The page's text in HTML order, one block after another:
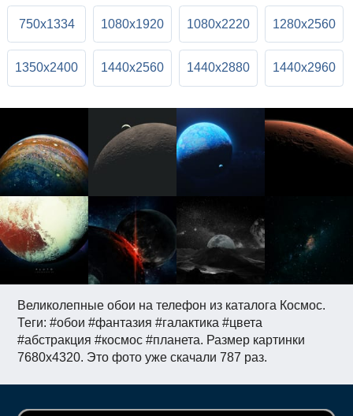
Великолепные обои на телефон из каталога Космос.
Теги: #обои #фантазия #галактика #цвета
#абстракция #космос #планета. Размер картинки
7680x4320. Это фото уже скачали 787 раз.
750x1334 1080x1920 1080x2220 1280x2560
1350x2400 1440x2560 1440x2880 1440x2960